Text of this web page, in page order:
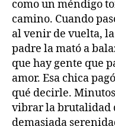
como un méndigo
camino. Cuando
al venir de vuelta,
padre la mató a
que hay gente que
amor. Esa chica
qué decirle.
vibrar la brutalidad
demasiada